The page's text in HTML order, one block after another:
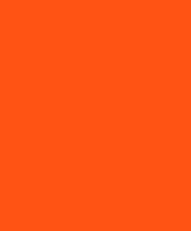
Jogue online com